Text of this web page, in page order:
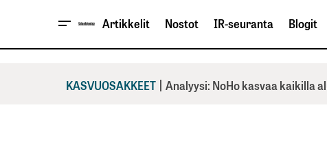
Artikkelit Nostot IR-seuranta Blogit
KASVUOSAKKEET | Analyysi: NoHo kasvaa kaikilla